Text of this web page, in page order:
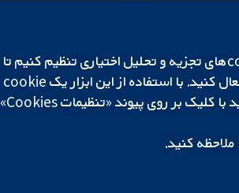
Cochrane Library
ما برای کارکردن وب‌گاه از cookie‌های لازم استفاده می‌کنیم. ما همچنین می‌خواهیم cookie‌های تجزیه و تحلیل اختیاری تنظیم کنیم تا
روی دستگاه شما تنظیم می‌شود تا تنظیمات منتخب شما را به خاطر بسپارد. همیشه می‌توانید با کلیک بر روی پیوند «تنظیمات Cookies»
ملاحظه کنید.